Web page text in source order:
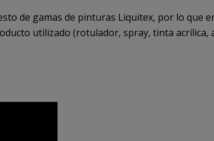
de gamas de pinturas Liquitex, por lo que
utilizado (rotulador, spray, tinta acrílica,